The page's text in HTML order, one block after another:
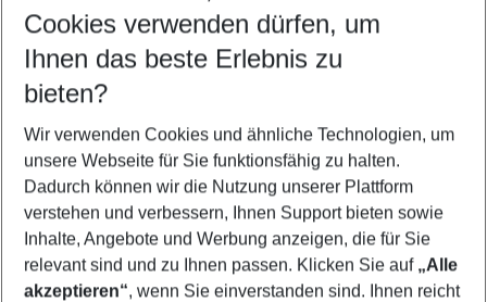
Customize your offer
Find the perfect deal which suits your best
Your departure airport
Any airport
Select your date range
08/08/26–06/08/27 5-8 nights
Who will travel
2 adults No children
Show more filter
Cookies verwenden dürfen, um
Ihnen das beste Erlebnis zu
bieten?
Wir verwenden Cookies und ähnliche Technologien, um
unsere Webseite für Sie funktionsfähig zu halten.
Dadurch können wir die Nutzung unserer Plattform
verstehen und verbessern, Ihnen Support bieten sowie
Inhalte, Angebote und Werbung anzeigen, die für Sie
relevant sind und zu Ihnen passen. Klicken Sie auf „Alle
akzeptieren“, wenn Sie einverstanden sind. Ihnen reicht